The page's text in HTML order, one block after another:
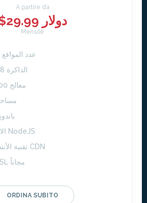
A partire da
$29.99 دولار
Mensile
عدد المواقع 50 موقع ويب
الذاكرة 2048 ميجا رام
معالج 7800 ميجا هرتز
الاستضافة تدعم NodeJS
تقنية الأنتشار الجغرافي CDN
شهادة أمان SSL مجاناً
ORDINA SUBITO